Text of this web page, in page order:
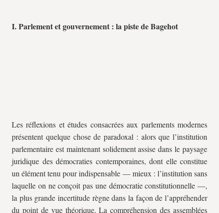
I. Parlement et gouvernement : la piste de Bagehot
Les réflexions et études consacrées aux parlements modernes
présentent quelque chose de paradoxal : alors que l’institution
parlementaire est maintenant solidement assise dans le paysage
juridique des démocraties contemporaines, dont elle constitue
un élément tenu pour indispensable — mieux : l’institution sans
laquelle on ne conçoit pas une démocratie constitutionnelle —,
la plus grande incertitude règne dans la façon de l’appréhender
du point de vue théorique. La compréhension des assemblées